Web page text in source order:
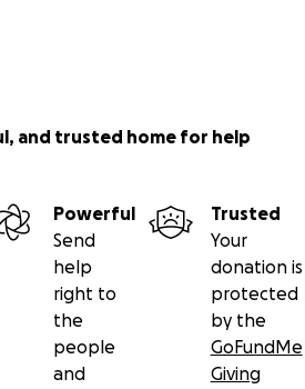
and trusted home for help
Powerful
Send
help
right to
the
people
and
Trusted
Your
donation is
protected
by the
GoFundMe
Giving